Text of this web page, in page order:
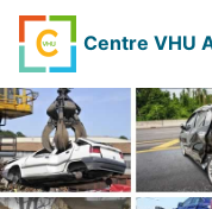
Centre VHU